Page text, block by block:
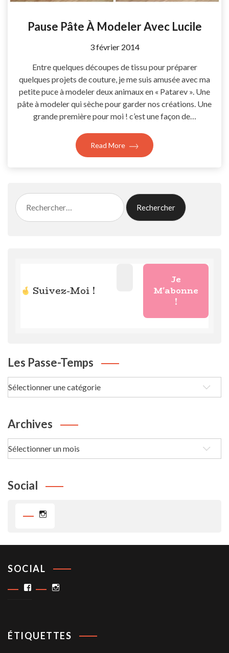
Pause Pâte À Modeler Avec Lucile
by
3 février 2014
Entre quelques découpes de tissu pour préparer
quelques projets de couture, je me suis amusée avec ma
petite puce à modeler deux animaux en « Patarev ». Une
pâte à modeler qui sèche pour garder nos créations. Une
grande première pour moi ! c’est une façon de…
Read More
Rechercher :
Suivez-Moi !
Les Passe-Temps
Les
passe-
Archives
Archives
Social
SOCIAL
Facebook
ÉTIQUETTES